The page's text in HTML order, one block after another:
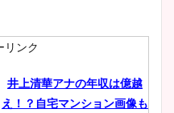
リンク
井上清華アナの年収は億越
え！？自宅マンション画像も